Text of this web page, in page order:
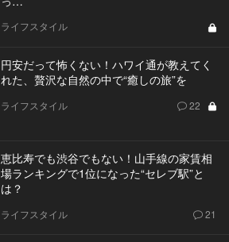
ライフスタイル
円安だって怖くない！ハワイ通が教えてく
れた、贅沢な自然の中で“癒しの旅”を
ライフスタイル 22
恵比寿でも渋谷でもない！山手線の家賃相
場ランキングで1位になった“セレブ駅”と
は？
ライフスタイル 21